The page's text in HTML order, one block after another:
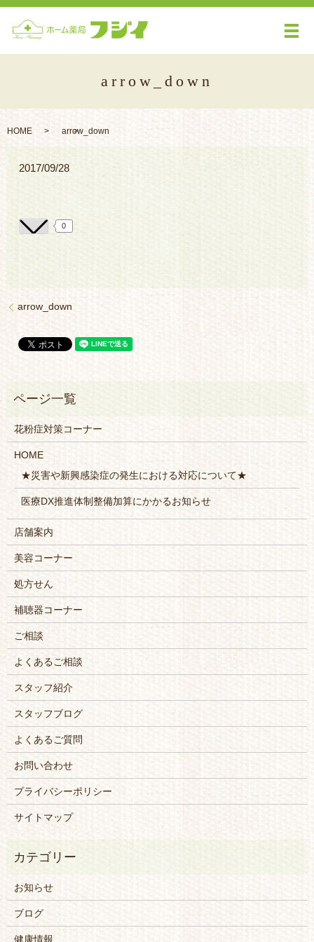
メ
arrow_down
HOME arrow_down
2017/09/28
0
arrow_down
花粉症対策コーナー
HOME
★災害や新興感染症の発生における対応について★
医療DX推進体制整備加算にかかるお知らせ
店舗案内
美容コーナー
処方せん
補聴器コーナー
ご相談
よくあるご相談
スタッフ紹介
スタッフブログ
よくあるご質問
お問い合わせ
プライバシーポリシー
サイトマップ
お知らせ
ブログ
健康情報